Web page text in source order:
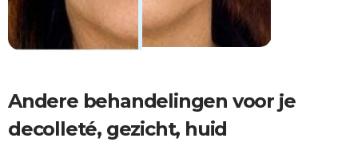
Andere behandelingen voor je
decolleté, gezicht, huid